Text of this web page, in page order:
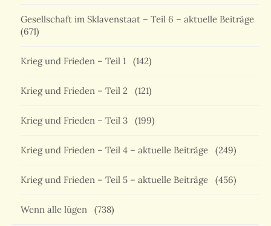
Gesellschaft im Sklavenstaat – Teil 6 – aktuelle Beiträge
(671)
Krieg und Frieden – Teil 1 (142)
Krieg und Frieden – Teil 2 (121)
Krieg und Frieden – Teil 3 (199)
Krieg und Frieden – Teil 4 – aktuelle Beiträge (249)
Krieg und Frieden – Teil 5 – aktuelle Beiträge (456)
Wenn alle lügen (738)